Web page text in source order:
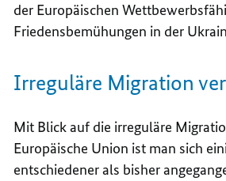
der Europäischen
Friedensbemühungen in der
Irreguläre Migration
Mit Blick auf die irreguläre
Europäische Union ist man sich
entschiedener als bisher